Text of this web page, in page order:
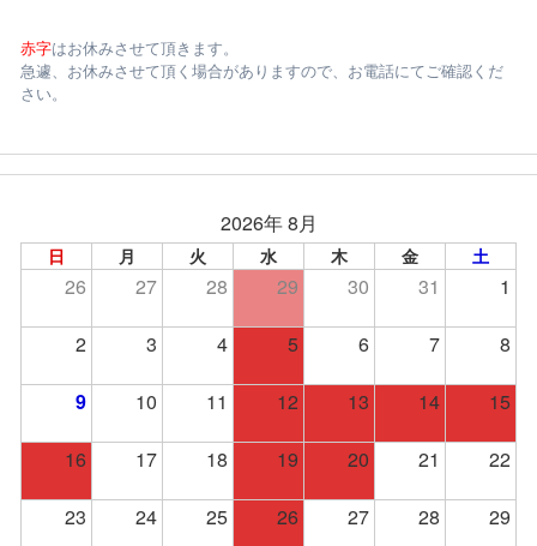
赤字はお休みさせて頂きます。
急遽、お休みさせて頂く場合がありますので、お電話にてご確認くだ
さい。
2026年 8月
日 月 火 水 木 金 土
26 27 28 29 30 31 1
2 3 4 5 6 7 8
9 10 11 12 13 14 15
16 17 18 19 20 21 22
23 24 25 26 27 28 29